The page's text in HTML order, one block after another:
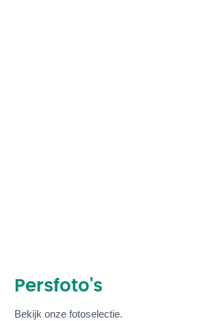
Persfoto's
Bekijk onze fotoselectie.